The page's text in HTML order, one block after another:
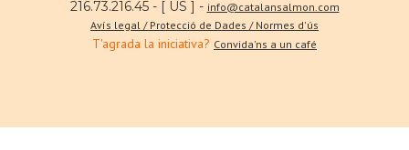
216.73.216.45 - [ US ] - info@catalansalmon.com
Avís legal / Protecció de Dades / Normes d'ús
T'agrada la iniciativa? Convida'ns a un café